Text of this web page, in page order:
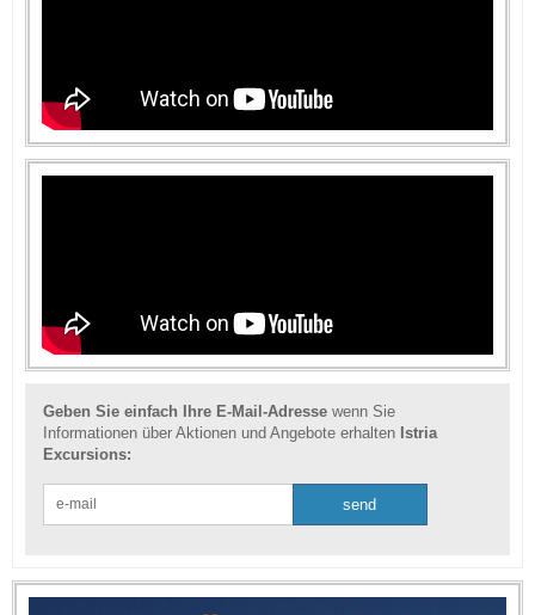
Geben Sie einfach Ihre E-Mail-Adresse wenn Sie
Informationen über Aktionen und Angebote erhalten Istria
Excursions: